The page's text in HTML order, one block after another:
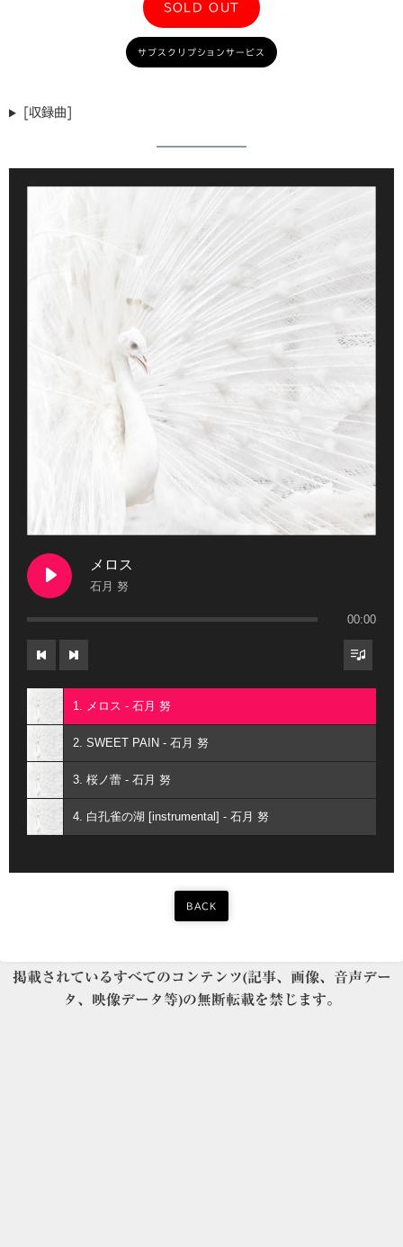
SOLD OUT
サブスクリプションサービス
[収録曲]
メロス
石月 努
00:00
1. メロス - 石月 努
2. SWEET PAIN - 石月 努
3. 桜ノ蕾 - 石月 努
4. 白孔雀の湖 [instrumental] - 石月 努
BACK
掲載されているすべてのコンテンツ(記事、画像、音声デー
タ、映像データ等)の無断転載を禁じます。